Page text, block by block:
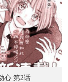
心 第2话